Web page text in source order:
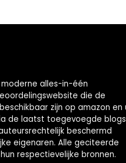
alles-in-één
die de
zijn op amazon en
de laatst toegevoegde
beschermd
eigenaren. Alle geciteerde
respectievelijke bronnen.